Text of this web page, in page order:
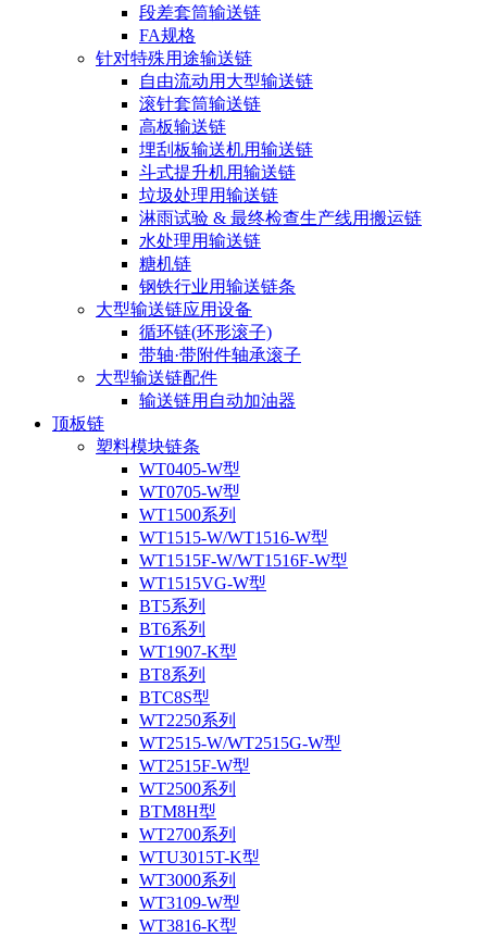
段差套筒输送链
FA规格
针对特殊用途输送链
自由流动用大型输送链
滚针套筒输送链
高板输送链
埋刮板输送机用输送链
斗式提升机用输送链
垃圾处理用输送链
淋雨试验 & 最终检查生产线用搬运链
水处理用输送链
糖机链
钢铁行业用输送链条
大型输送链应用设备
循环链(环形滚子)
带轴·带附件轴承滚子
大型输送链配件
输送链用自动加油器
顶板链
塑料模块链条
WT0405-W型
WT0705-W型
WT1500系列
WT1515-W/WT1516-W型
WT1515F-W/WT1516F-W型
WT1515VG-W型
BT5系列
BT6系列
WT1907-K型
BT8系列
BTC8S型
WT2250系列
WT2515-W/WT2515G-W型
WT2515F-W型
WT2500系列
BTM8H型
WT2700系列
WTU3015T-K型
WT3000系列
WT3109-W型
WT3816-K型